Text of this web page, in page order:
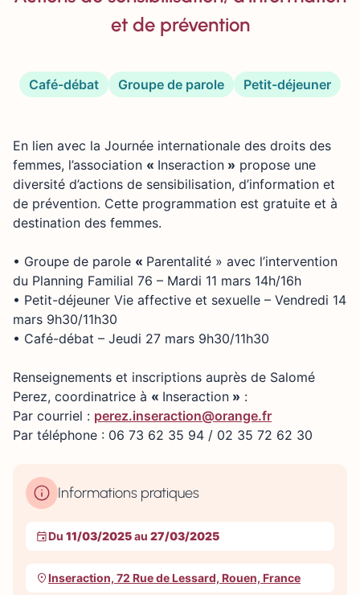
et de prévention
Café-débat Groupe de parole Petit-déjeuner
En lien avec la Journée internationale des droits des
femmes, l’association « Inseraction » propose une
diversité d’actions de sensibilisation, d’information et
de prévention. Cette programmation est gratuite et à
destination des femmes.
• Groupe de parole « Parentalité » avec l’intervention
du Planning Familial 76 – Mardi 11 mars 14h/16h
• Petit-déjeuner Vie affective et sexuelle – Vendredi 14
mars 9h30/11h30
• Café-débat – Jeudi 27 mars 9h30/11h30
Renseignements et inscriptions auprès de Salomé
Perez, coordinatrice à « Inseraction » :
Par courriel : perez.inseraction@orange.fr
Par téléphone : 06 73 62 35 94 / 02 35 72 62 30
Informations pratiques
Du 11/03/2025au 27/03/2025
Inseraction, 72 Rue de Lessard, Rouen, France